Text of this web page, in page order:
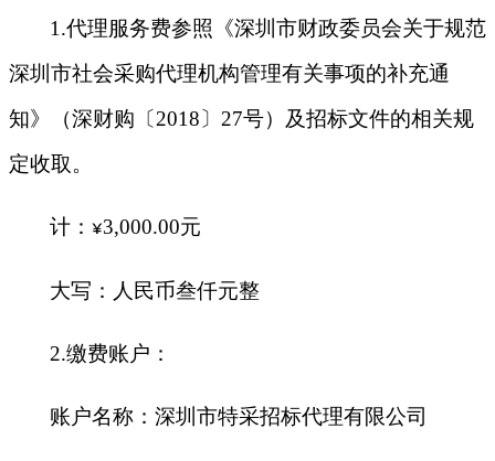
1.代理服务费参照《深圳市财政委员会关于规范
深圳市社会采购代理机构管理有关事项的补充通
知》（深财购〔2018〕27号）及招标文件的相关规
定收取。
计： ¥3,000.00元
大写：人民币叁仟元整
2.缴费账户：
账户名称：深圳市特采招标代理有限公司